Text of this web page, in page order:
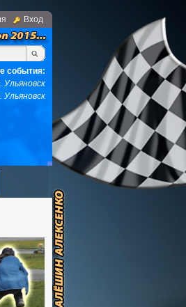
Вход
ни другого...(с)интернет.
события:
Ульяновск